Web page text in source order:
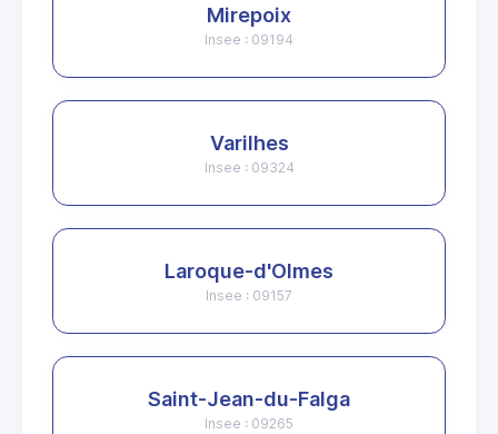
Mirepoix
Insee : 09194
Varilhes
Insee : 09324
Laroque-d'Olmes
Insee : 09157
Saint-Jean-du-Falga
Insee : 09265